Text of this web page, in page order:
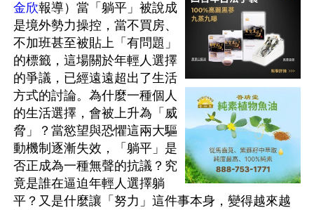
金欣報導）當「躺平」被說成
是境外勢力操控，當不買房、
不加班甚至被貼上「有問題」
的標籤，這場關於年輕人選擇
的爭議，已經遠遠超出了生活
方式的討論。為什麼一種個人
的生活選擇，會被上升為「威
脅」？當慾望與恐懼這兩大驅
動機制逐漸失效，「躺平」是
否正成為一種無聲的抗議？究
竟是誰在逼迫年輕人選擇躺
平？又是什麼讓「努力」這件事本身，變得越來越